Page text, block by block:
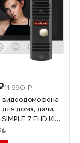
11 990 ₽
видеодомофона
дома, дачи,
7 FHD KIT:
вызывная панель
Не